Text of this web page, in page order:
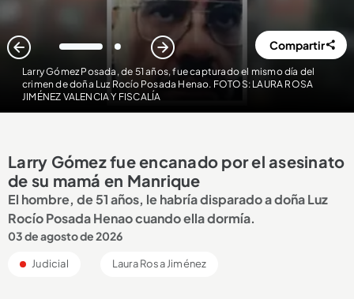
Larry Gómez Posada, de 51 años, fue capturado el mismo día del
crimen de doña Luz Rocío Posada Henao. FOTOS: LAURA ROSA
JIMÉNEZ VALENCIA Y FISCALÍA
1 2 Compartir
Larry Gómez fue encanado por el asesinato
de su mamá en Manrique
El hombre, de 51 años, le habría disparado a doña Luz
Rocío Posada Henao cuando ella dormía.
03 de agosto de 2026
Judicial Laura Rosa Jiménez